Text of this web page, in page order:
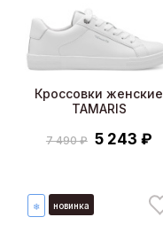
Кроссовки женские
TAMARIS
7 490 ₽ 5 243 ₽
❄ новинка